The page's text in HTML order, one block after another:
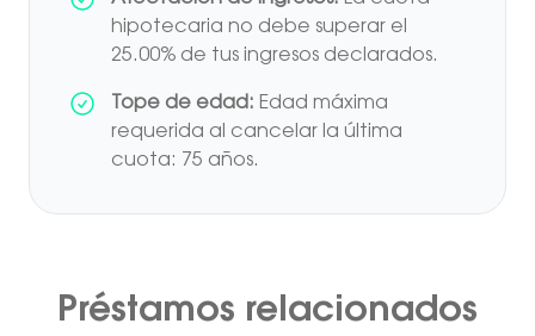
hipotecaria no debe superar el
25.00% de tus ingresos declarados.
Tope de edad: Edad máxima
requerida al cancelar la última
cuota: 75 años.
Préstamos relacionados